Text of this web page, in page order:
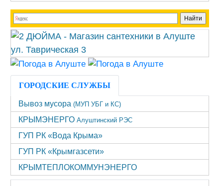
ГОРОДСКИЕ СЛУЖБЫ
Вывоз мусора (МУП УБГ и КС)
КРЫМЭНЕРГО Алуштинский РЭС
ГУП РК «Вода Крыма»
ГУП РК «Крымгазсети»
КРЫМТЕПЛОКОММУНЭНЕРГО